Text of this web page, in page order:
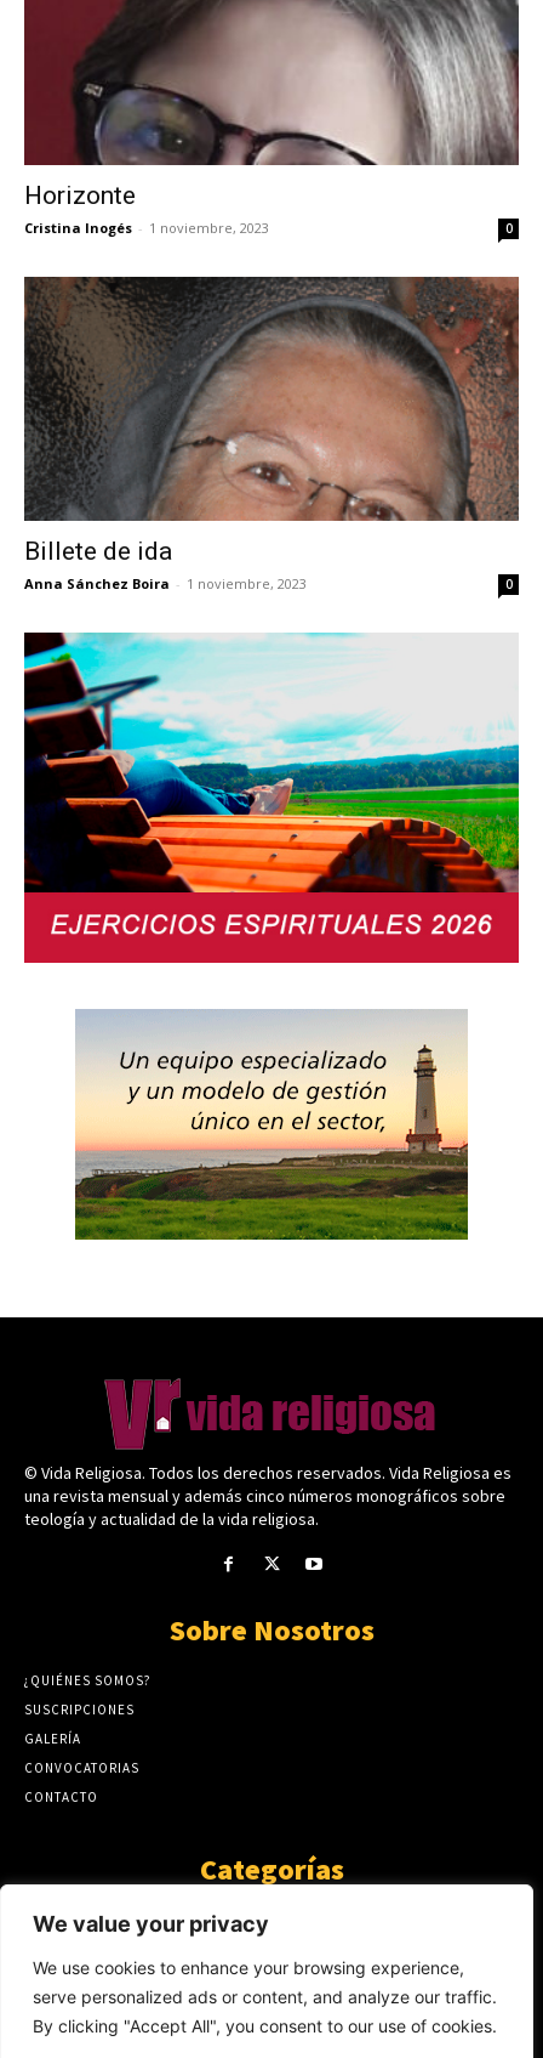
We value your privacy
We use cookies to enhance your browsing experience,
serve personalized ads or content, and analyze our traffic.
By clicking "Accept All", you consent to our use of cookies.
Horizonte
Cristina Inogés - 1 noviembre, 2023 0
Billete de ida
Anna Sánchez Boira - 1 noviembre, 2023 0
© Vida Religiosa. Todos los derechos reservados. Vida Religiosa es
una revista mensual y además cinco números monográficos sobre
teología y actualidad de la vida religiosa.
Sobre Nosotros
¿QUIÉNES SOMOS?
SUSCRIPCIONES
GALERÍA
CONVOCATORIAS
CONTACTO
Categorías
ARTÍCULOS
GUANTE DE SEDA
AL CALOR DE LA PALABRA
Y YO QUE SÉ
423
NOTICIAS
234